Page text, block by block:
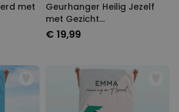
met
Geurhanger Heilig Jezelf
met Gezicht
Gepersonaliseerd set van 2
€ 19,99